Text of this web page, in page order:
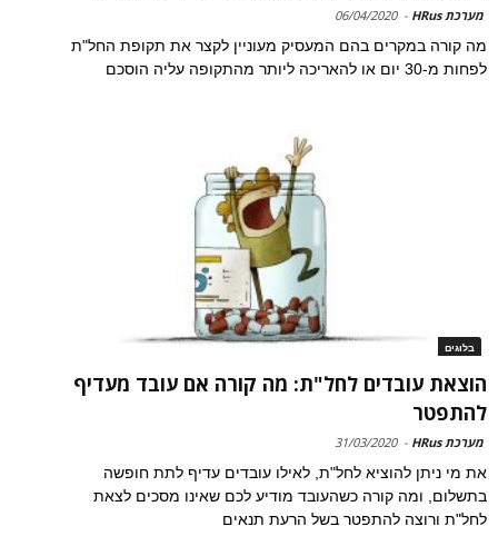
מערכת HRus -
06/04/2020
מה קורה במקרים בהם המעסיק מעוניין לקצר את תקופת החל"ת
לפחות מ-30 יום או להאריכה ליותר מהתקופה עליה הוסכם
בלוגים
הוצאת עובדים לחל"ת: מה קורה אם עובד מעדיף
להתפטר
מערכת HRus -
31/03/2020
את מי ניתן להוציא לחל"ת, לאילו עובדים עדיף לתת חופשה
בתשלום, ומה קורה כשהעובד מודיע לכם שאינו מסכים לצאת
לחל"ת ורוצה להתפטר בשל הרעת תנאים